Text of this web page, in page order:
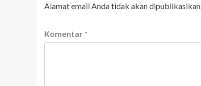
Alamat email Anda tidak akan dipublikasikan.
Komentar *